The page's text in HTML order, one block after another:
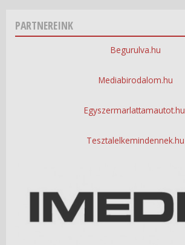
PARTNEREINK
Begurulva.hu
Mediabirodalom.hu
Egyszermarlattamautot.hu
Tesztalelkemindennek.hu